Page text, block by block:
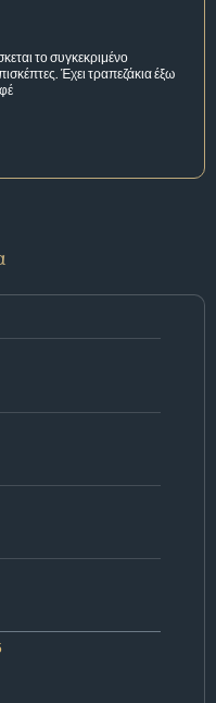
το συγκεκριμένο
Έχει τραπεζάκια έξω